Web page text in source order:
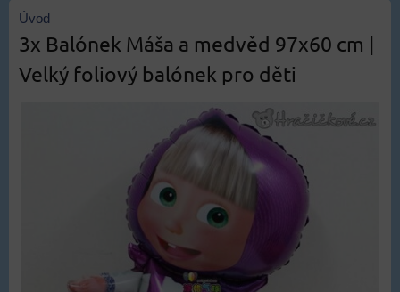
Úvod
3x Balónek Máša a medvěd 97x60 cm |
Velký foliový balónek pro děti